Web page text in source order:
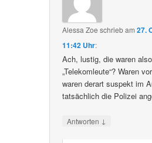
Alessa Zoe schriebam27.
11:42 Uhr:
Ach, lustig, die waren
„Telekomleute“? Waren
waren derart suspekt im
tatsächlich die Polizei
Antworten ↓